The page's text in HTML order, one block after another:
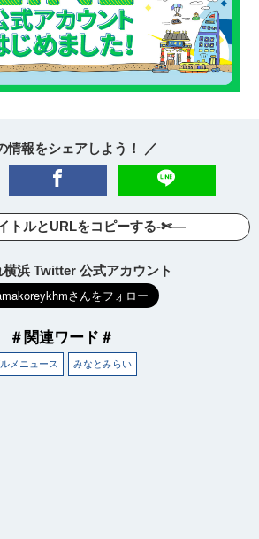
情報をシェアしよう！ ／
トルとURLをコピーする-✄—
横浜 Twitter 公式アカウント
＃関連ワード＃
メニュース みなとみらい